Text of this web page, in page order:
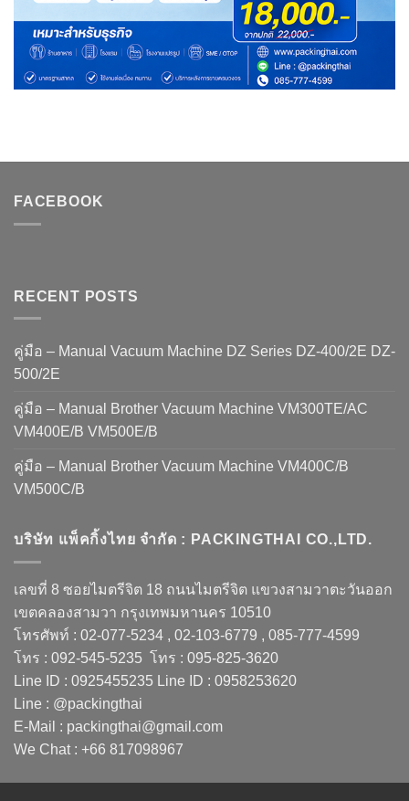
FACEBOOK
RECENT POSTS
คู่มือ – Manual Vacuum Machine DZ Series DZ-400/2E DZ-
500/2E
คู่มือ – Manual Brother Vacuum Machine VM300TE/AC
VM400E/B VM500E/B
คู่มือ – Manual Brother Vacuum Machine VM400C/B
VM500C/B
บริษัท แพ็คกิ้งไทย จำกัด : PACKINGTHAI CO.,LTD.
เลขที่ 8 ซอยไมตรีจิต 18 ถนนไมตรีจิต แขวงสามวาตะวันออก
เขตคลองสามวา กรุงเทพมหานคร 10510
โทรศัพท์ : 02-077-5234 , 02-103-6779 , 085-777-4599
โทร : 092-545-5235 โทร : 095-825-3620
Line ID : 0925455235 Line ID : 0958253620
Line : @packingthai
E-Mail : packingthai@gmail.com
We Chat : +66 817098967